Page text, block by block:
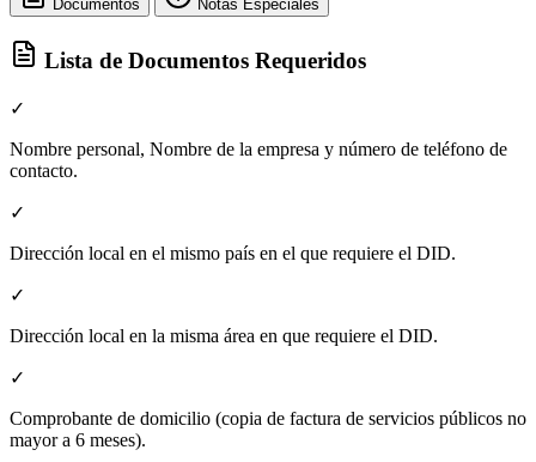
Documentos Notas Especiales
Lista de Documentos Requeridos
✓
Nombre personal, Nombre de la empresa y número de teléfono de
contacto.
✓
Dirección local en el mismo país en el que requiere el DID.
✓
Dirección local en la misma área en que requiere el DID.
✓
Comprobante de domicilio (copia de factura de servicios públicos no
mayor a 6 meses).